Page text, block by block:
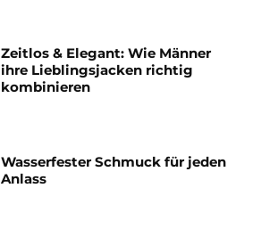
Zeitlos & Elegant: Wie Männer
ihre Lieblingsjacken richtig
kombinieren
Wasserfester Schmuck für jeden
Anlass